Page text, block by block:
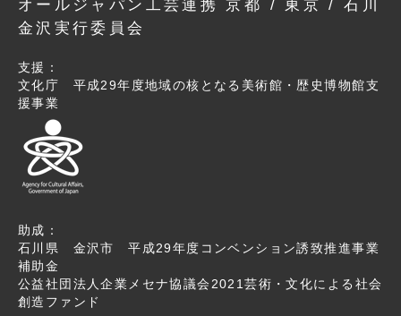
オールジャパン工芸連携 京都 / 東京 / 石川
金沢実行委員会
支援：
文化庁 平成29年度地域の核となる美術館・歴史博物館支
援事業
助成：
石川県 金沢市 平成29年度コンベンション誘致推進事業
補助金
公益社団法人企業メセナ協議会2021芸術・文化による社会
創造ファンド